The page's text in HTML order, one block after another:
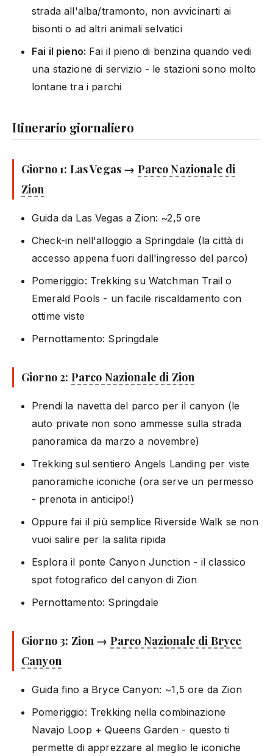
strada all'alba/tramonto, non avvicinarti ai
bisonti o ad altri animali selvatici
Fai il pieno: Fai il pieno di benzina quando vedi
una stazione di servizio - le stazioni sono molto
lontane tra i parchi
Itinerario giornaliero
Giorno 1: Las Vegas → Parco Nazionale di
Zion
Guida da Las Vegas a Zion: ~2,5 ore
Check-in nell'alloggio a Springdale (la città di
accesso appena fuori dall'ingresso del parco)
Pomeriggio: Trekking su Watchman Trail o
Emerald Pools - un facile riscaldamento con
ottime viste
Pernottamento: Springdale
Giorno 2: Parco Nazionale di Zion
Prendi la navetta del parco per il canyon (le
auto private non sono ammesse sulla strada
panoramica da marzo a novembre)
Trekking sul sentiero Angels Landing per viste
panoramiche iconiche (ora serve un permesso
- prenota in anticipo!)
Oppure fai il più semplice Riverside Walk se non
vuoi salire per la salita ripida
Esplora il ponte Canyon Junction - il classico
spot fotografico del canyon di Zion
Pernottamento: Springdale
Giorno 3: Zion → Parco Nazionale di Bryce
Canyon
Guida fino a Bryce Canyon: ~1,5 ore da Zion
Pomeriggio: Trekking nella combinazione
Navajo Loop + Queens Garden - questo ti
permette di apprezzare al meglio le iconiche